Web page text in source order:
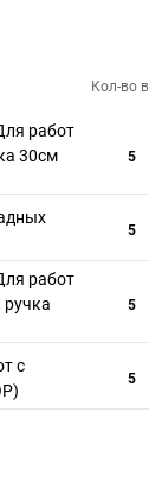
Кол-во
работ
30см
5
5
работ
5
с
5